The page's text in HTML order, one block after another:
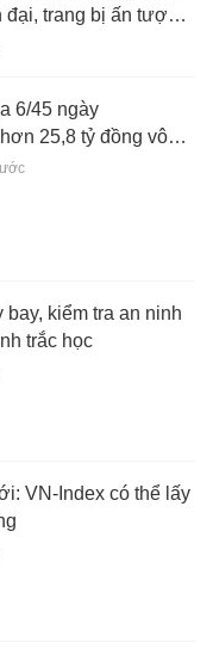
trang bị ấn tượng
6/45 ngày
25,8 tỷ đồng vô
kiểm tra an ninh
trắc học
VN-Index có thể lấy